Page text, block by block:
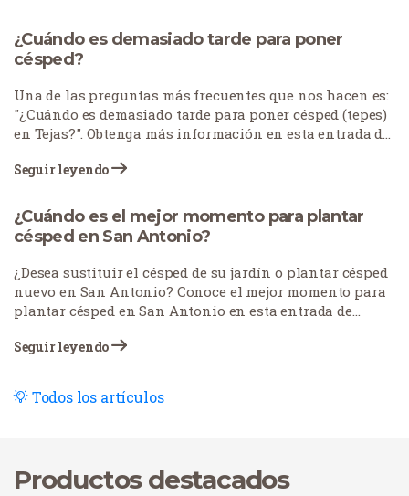
Todos los artículos
¿Cuándo es demasiado tarde para poner
césped?
Una de las preguntas más frecuentes que nos hacen es:
"¿Cuándo es demasiado tarde para poner césped (tepes)
en Tejas?". Obtenga más información en esta entrada del
Seguir leyendo
¿Cuándo es el mejor momento para plantar
césped en San Antonio?
¿Desea sustituir el césped de su jardín o plantar césped
nuevo en San Antonio? Conoce el mejor momento para
plantar césped en San Antonio en esta entrada de
Seguir leyendo
Productos destacados